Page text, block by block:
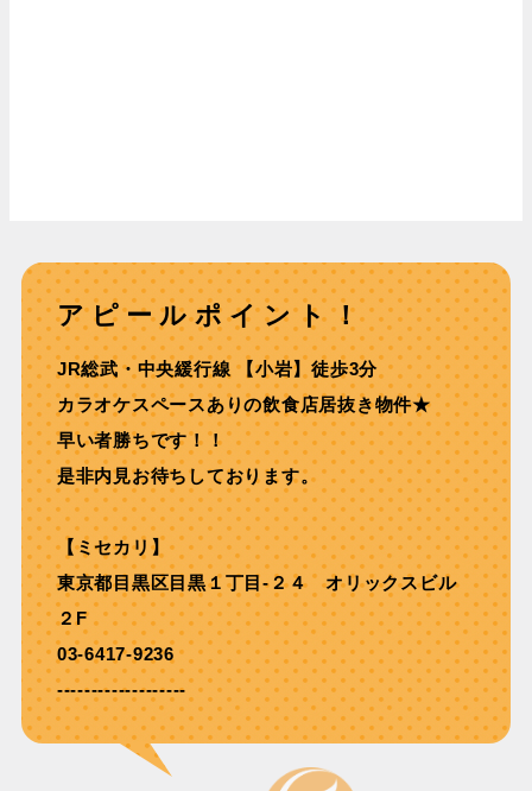
アピールポイント！
JR総武・中央緩⾏線 【⼩岩】徒歩3分
カラオケスペースありの飲食店居抜き物件★
早い者勝ちです！！
是非内見お待ちしております。
【ミセカリ】
東京都目黒区目黒１丁目-２４ オリックスビル
２F
03-6417-9236
-------------------